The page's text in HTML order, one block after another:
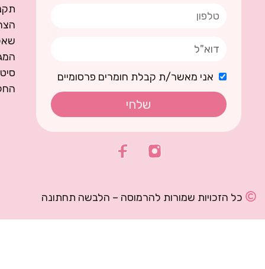
אני מאשר/ת קבלת חומרים פרסומיים
שלחי
כל הזכויות שמורות להרמוסה – הלבשה תחתונה